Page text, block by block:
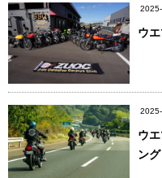
ウ
ウ
ング